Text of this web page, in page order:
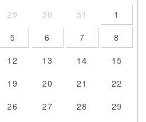
29 30 31
1
5 6 7
8
12 13 14
15
19 20 21
22
26 27 28
29